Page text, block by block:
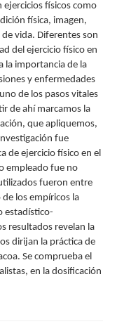
ejercicios físicos como
física, imagen,
vida. Diferentes son
del ejercicio físico en
la importancia de la
y enfermedades
de los pasos vitales
de ahí marcamos la
que apliquemos,
fue
de ejercicio físico en el
empleado fue no
fueron entre
los empíricos la
estadístico-
resultados revelan la
dirijan la práctica de
Se comprueba el
en la dosificación